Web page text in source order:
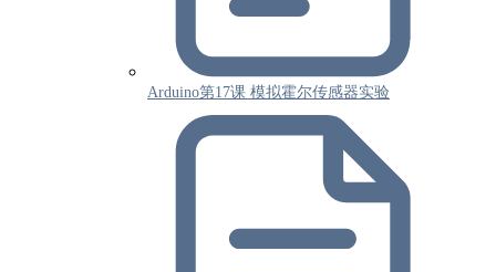
Arduino第17课 模拟霍尔传感器实验